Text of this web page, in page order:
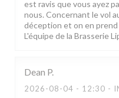
est ravis que vous ayez
nous. Concernant le vol
déception et on en
L'équipe de la Brasserie
Dean P
2026-08-04 - 12:30 -